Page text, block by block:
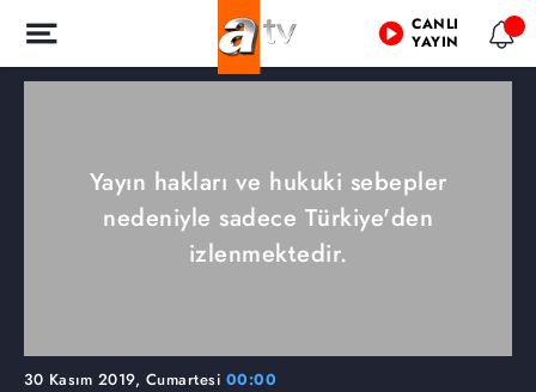
CANLI
YAYIN
Yayın hakları ve hukuki sebepler
nedeniyle sadece Türkiye'den
izlenmektedir.
30 Kasım 2019, Cumartesi 00:00